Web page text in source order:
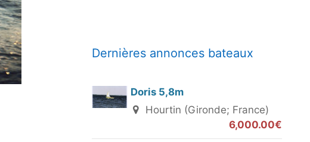
Dernières annonces bateaux
Doris 5,8m
Hourtin (Gironde; France)
6,000.00€